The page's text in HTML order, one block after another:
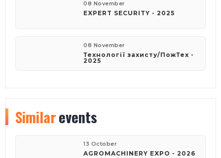
08 November
EXPERT SECURITY - 2025
08 November
Технології захисту/ПожТех -
2025
Similarevents
13 October
AGROMACHINERY EXPO - 2026